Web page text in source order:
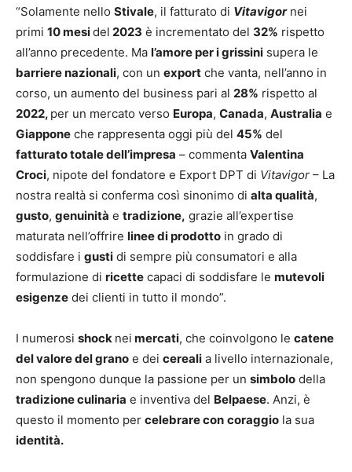
“Solamente nello Stivale, il fatturato di Vitavigornei
primi 10 mesidel 2023 è incrementato del 32% rispetto
all’anno precedente. Ma l’amore per i grissini supera le
barriere nazionali, con un export che vanta, nell’anno in
corso, un aumento del business pari al 28% rispetto al
2022, per un mercato verso Europa, Canada, Australia e
Giappone che rappresenta oggi più del 45% del
fatturato totale dell’impresa – commenta Valentina
Croci, nipote del fondatore e Export DPT di Vitavigor – La
nostra realtà si conferma così sinonimo di alta qualità,
gusto, genuinità e tradizione, grazie all’expertise
maturata nell’offrire linee di prodotto in grado di
soddisfare i gusti di sempre più consumatori e alla
formulazione di ricette capaci di soddisfare le mutevoli
esigenze dei clienti in tutto il mondo”.
I numerosi shock nei mercati, che coinvolgono le catene
del valore del grano e dei cereali a livello internazionale,
non spengono dunque la passione per un simbolo della
tradizione culinaria e inventiva del Belpaese. Anzi, è
questo il momento per celebrare con coraggio la sua
identità.